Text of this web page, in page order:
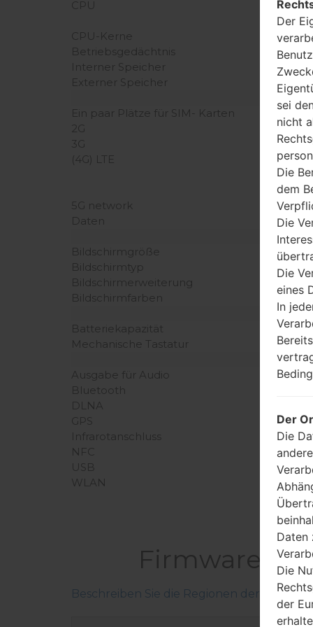
CPU
CPU-Kerne
Betriebsgedächtnis
Interner Speicher
Externer Speicher
Ein paar Plätze für SIM- Karten
2G
3G
(4G) LTE
5G network
Daten
Bildschirmgröße
Bildschirmtyp
Bildschirmerweiterung
Bildschirmfarben
Batteriekapazität
Mechanische Tastatur
Ausgabe für Audio
Bluetooth
DLNA
GPS
Infrarotanschluss
NFC
USB
WLAN
Firmware
Beschreiben Sie die Regionen der LG-
Der
sei
nicht
Die
dem
Die
Die
eines
In
Der
Die
Daten
Die
der